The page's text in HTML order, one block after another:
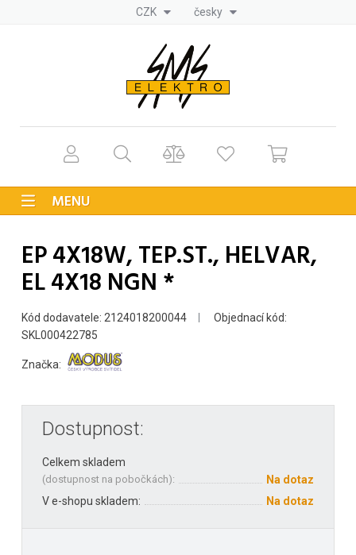
CZK česky
MENU
EP 4X18W, TEP.ST., HELVAR,
EL 4X18 NGN *
Kód dodavatele: 2124018200044
Objednací kód:
SKL000422785
Značka:
Dostupnost:
Celkem skladem
(dostupnost na pobočkách):
Na dotaz
V e-shopu skladem:
Na dotaz